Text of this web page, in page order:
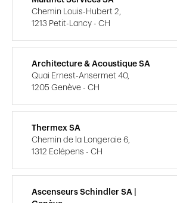
Chemin Louis-Hubert 2,
1213 Petit-Lancy - CH
Architecture & Acoustique SA
Quai Ernest-Ansermet 40,
1205 Genève - CH
Thermex SA
Chemin de la Longeraie 6,
1312 Eclépens - CH
Ascenseurs Schindler SA |